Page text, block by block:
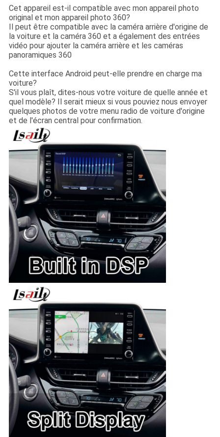
Cet appareil est-il compatible avec mon appareil photo
original et mon appareil photo 360?
Il peut être compatible avec la caméra arrière d'origine de
la voiture et la caméra 360 et a également des entrées
vidéo pour ajouter la caméra arrière et les caméras
panoramiques 360
Cette interface Android peut-elle prendre en charge ma
voiture?
S'il vous plaît, dites-nous votre voiture de quelle année et
quel modèle? Il serait mieux si vous pouviez nous envoyer
quelques photos de votre menu radio de voiture d'origine
et de l'écran central pour confirmation.